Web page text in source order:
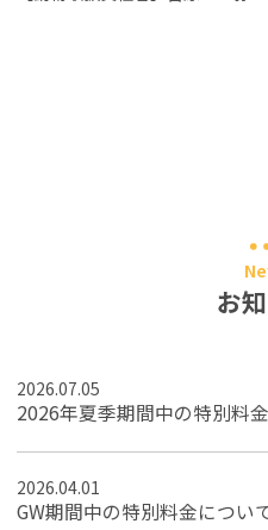
お
2026.07.05
2026年夏季期間中の特別料
2026.04.01
GW期間中の特別料金につい